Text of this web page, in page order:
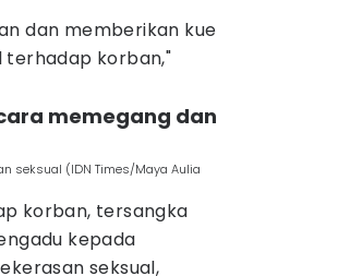
dan memberikan kue
terhadap korban,"
memegang dan
seksual (IDN Times/Maya Aulia
korban, tersangka
kepada
seksual,